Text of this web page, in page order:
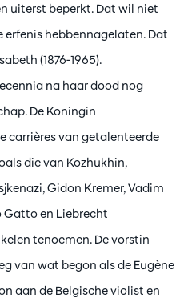
uiterst beperkt. Dat wil niet
erfenis hebbennagelaten. Dat
(1876-1965).
na haar dood nog
De Koningin
carrières van getalenteerde
die van Kozhukhin,
Gidon Kremer, Vadim
Gatto en Liebrecht
tenoemen. De vorstin
van wat begon als de Eugène
aan de Belgische violist en